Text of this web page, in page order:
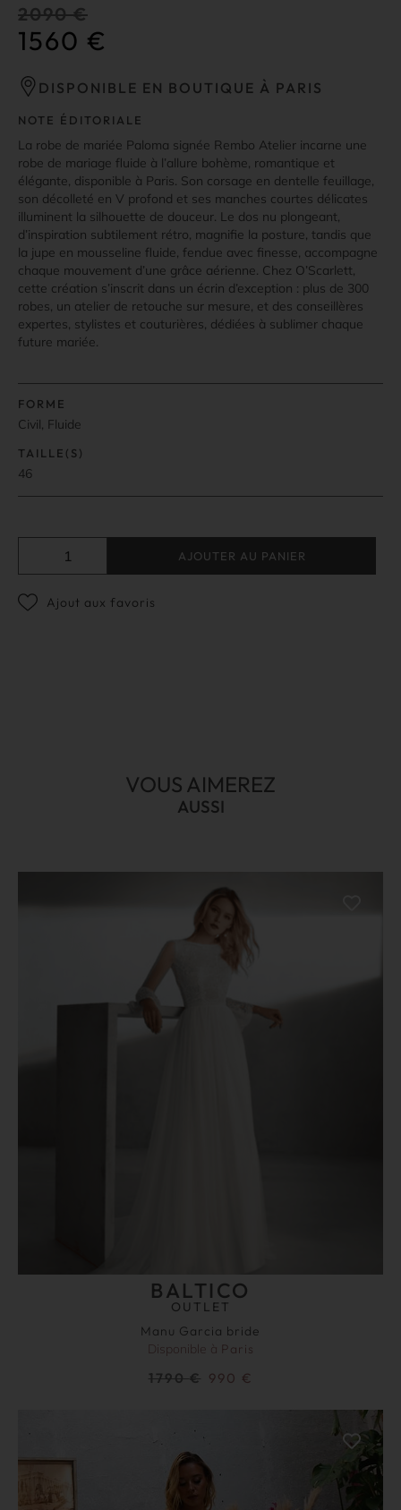
2090€
1560 €
DISPONIBLE EN BOUTIQUE À PARIS
NOTE ÉDITORIALE
La robe de mariée Paloma signée Rembo Atelier incarne une
robe de mariage fluide à l’allure bohème, romantique et
élégante, disponible à Paris. Son corsage en dentelle feuillage,
son décolleté en V profond et ses manches courtes délicates
illuminent la silhouette de douceur. Le dos nu plongeant,
d’inspiration subtilement rétro, magnifie la posture, tandis que
la jupe en mousseline fluide, fendue avec finesse, accompagne
chaque mouvement d’une grâce aérienne. Chez O’Scarlett,
cette création s’inscrit dans un écrin d’exception : plus de 300
robes, un atelier de retouche sur mesure, et des conseillères
expertes, stylistes et couturières, dédiées à sublimer chaque
future mariée.
FORME
Civil, Fluide
TAILLE(S)
46
AJOUTER AU PANIER
Ajout aux favoris
VOUS AIMEREZ
AUSSI
BALTICO
OUTLET
Manu Garcia bride
Disponible à Paris
1790€ 990 €